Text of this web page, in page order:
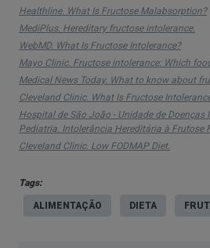
processados.
Esta condição pode ter
manifestações clínicas,
intolerância envolvida.
Que tipos de
existem e quais as
"Intolerância à frutose" é um
refere a duas condições
Healthline. What Is Fructose Malabsorption?
MediPlus. Hereditary fructose intolerance.
WebMD. What Is Fructose Intolerance?
Mayo Clinic. Fructose intolerance: Which
Medical News Today. What to know about
Cleveland Clinic. What Is Fructose
Hospital de São João - Unidade de Doenças
Pediatria. Intolerância Hereditária à Frutose
Cleveland Clinic. Low FODMAP Diet.
Tags:
ALIMENTAÇÃO DIETA